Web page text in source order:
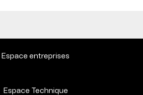
Espace entreprises
Espace Technique